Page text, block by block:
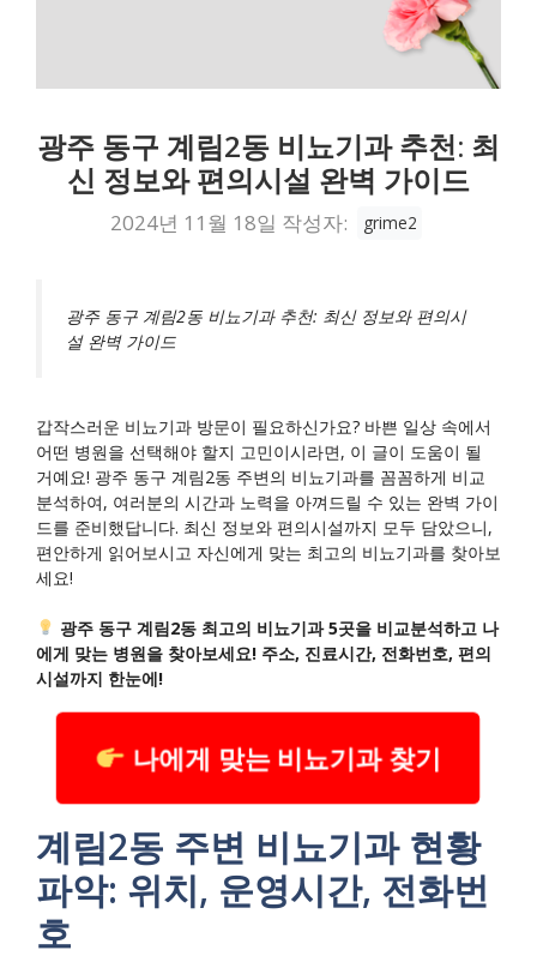
광주 동구 계림2동 비뇨기과 추천: 최
신 정보와 편의시설 완벽 가이드
2024년 11월 18일 작성자: grime2
광주 동구 계림2동 비뇨기과 추천: 최신 정보와 편의시
설 완벽 가이드
갑작스러운 비뇨기과 방문이 필요하신가요? 바쁜 일상 속에서
어떤 병원을 선택해야 할지 고민이시라면, 이 글이 도움이 될
거예요! 광주 동구 계림2동 주변의 비뇨기과를 꼼꼼하게 비교
분석하여, 여러분의 시간과 노력을 아껴드릴 수 있는 완벽 가이
드를 준비했답니다. 최신 정보와 편의시설까지 모두 담았으니,
편안하게 읽어보시고 자신에게 맞는 최고의 비뇨기과를 찾아보
세요!
광주 동구 계림2동 최고의 비뇨기과 5곳을 비교분석하고 나
에게 맞는 병원을 찾아보세요! 주소, 진료시간, 전화번호, 편의
시설까지 한눈에!
나에게 맞는 비뇨기과 찾기
계림2동 주변 비뇨기과 현황
파악: 위치, 운영시간, 전화번
호